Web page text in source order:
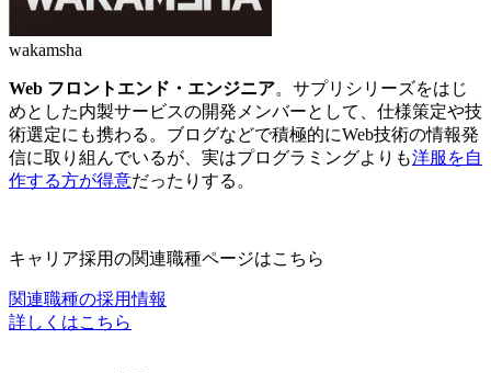
wakamsha
Web フロントエンド・エンジニア。サプリシリーズをはじ
めとした内製サービスの開発メンバーとして、仕様策定や技
術選定にも携わる。ブログなどで積極的にWeb技術の情報発
信に取り組んでいるが、実はプログラミングよりも洋服を自
作する方が得意だったりする。
キャリア採用の関連職種ページはこちら
関連職種の採用情報
詳しくはこちら